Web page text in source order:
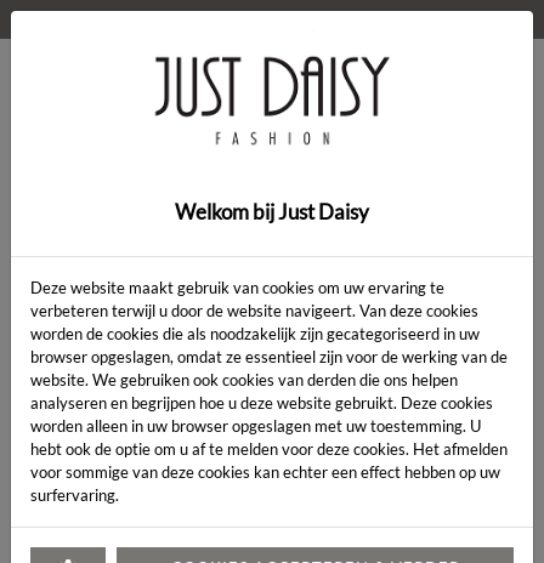
> Kleding
Artikelcode:
LENGTE:*
MAAT:*
Heeft u een vraag over dit artikel?
Welkom bij Just Daisy
Deze website maakt gebruik van cookies om uw ervaring te
verbeteren terwijl u door de website navigeert. Van deze cookies
worden de cookies die als noodzakelijk zijn gecategoriseerd in uw
browser opgeslagen, omdat ze essentieel zijn voor de werking van de
website. We gebruiken ook cookies van derden die ons helpen
analyseren en begrijpen hoe u deze website gebruikt. Deze cookies
worden alleen in uw browser opgeslagen met uw toestemming. U
hebt ook de optie om u af te melden voor deze cookies. Het afmelden
voor sommige van deze cookies kan echter een effect hebben op uw
surfervaring.